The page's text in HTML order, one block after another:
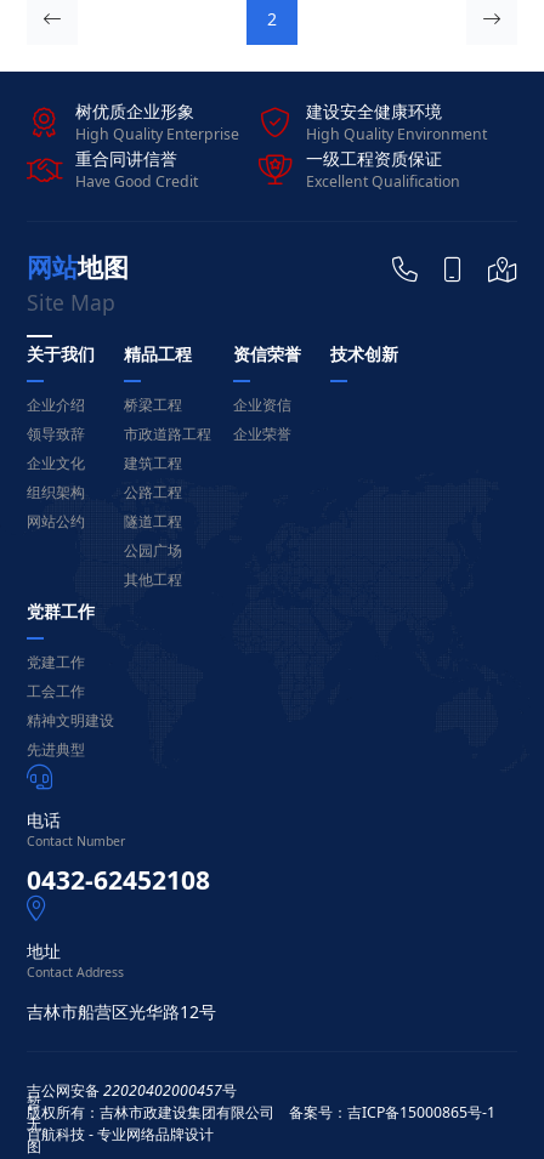
 2 
 树优质企业形象
High Quality Enterprise  建设安全健康环境
High Quality Environment
 重合同讲信誉
Have Good Credit  一级工程资质保证
Excellent Qualification
Site Map
网站地图   
关于我们
企业介绍
领导致辞
企业文化
组织架构
网站公约
精品工程
桥梁工程
市政道路工程
建筑工程
公路工程
隧道工程
公园广场
其他工程
资信荣誉
企业资信
企业荣誉
技术创新
党群工作
党建工作
工会工作
精神文明建设
先进典型

电话
Contact Number
0432-62452108

地址
Contact Address
吉林市船营区光华路12号
吉公网安备22020402000457号
版权所有：吉林市政建设集团有限公司 备案号：吉ICP备15000865号-1